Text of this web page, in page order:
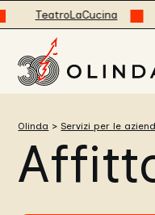
Olinda >Servizi per le